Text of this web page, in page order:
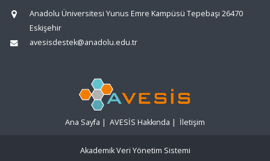
Anadolu Üniversitesi Yunus Emre Kampüsü Tepebaşı 26470
Eskişehir
avesisdestek@anadolu.edu.tr
Ana Sayfa | AVESİS Hakkında | İletişim
Akademik Veri Yönetim Sistemi